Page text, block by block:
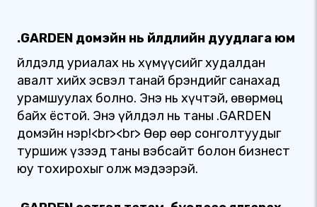
.GARDEN домэйн нь Үйлдлийн дуудлага юм
Үйлдэлд уриалах нь хүмүүсийг худалдан
авалт хийх эсвэл танай брэндийг санахад
урамшуулах болно. Энэ нь хүчтэй, өвөрмөц
байх ёстой. Энэ үйлдэл нь таны .GARDEN
домэйн нэр!<br><br> Өөр өөр сонголтуудыг
туршиж үзээд таны вэбсайт болон бизнест
юу тохирохыг олж мэдээрэй.